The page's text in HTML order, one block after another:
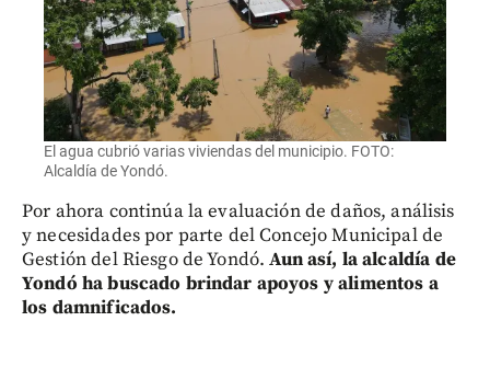
El agua cubrió varias viviendas del municipio. FOTO:
Alcaldía de Yondó.
Por ahora continúa la evaluación de daños, análisis
y necesidades por parte del Concejo Municipal de
Gestión del Riesgo de Yondó. Aun así, la alcaldía de
Yondó ha buscado brindar apoyos y alimentos a
los damnificados.